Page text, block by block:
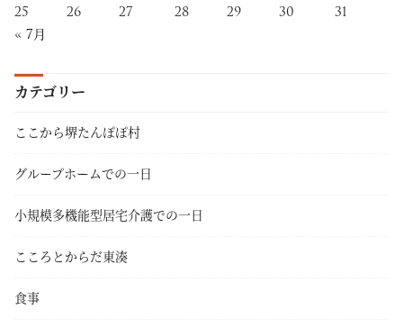
25
26 27 28 29 30
31
« 7月
カテゴリー
ここから堺たんぽぽ村
グループホームでの一日
小規模多機能型居宅介護での一日
こころとからだ東湊
食事